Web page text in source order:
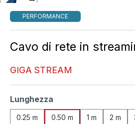
PERFORMANCE
Cavo di rete in
GIGA STREAM
Seleziona
Lunghezza
0.25 m 0.50 m 1 m 2 m